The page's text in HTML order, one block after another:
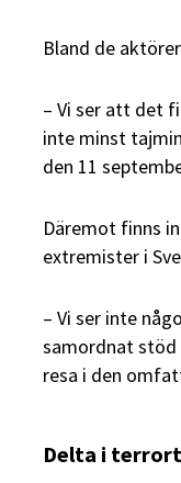
Bland de
– Vi ser att det
inte minst
den 11
Däremot finns
extremister i
– Vi ser inte
samordnat stöd
resa i den
Delta i